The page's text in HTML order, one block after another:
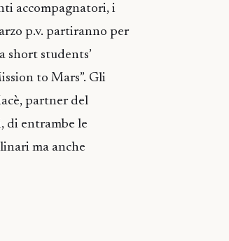
accompagnatori, i
p.v. partiranno per
short students’
to Mars”. Gli
partner del
di entrambe le
ma anche